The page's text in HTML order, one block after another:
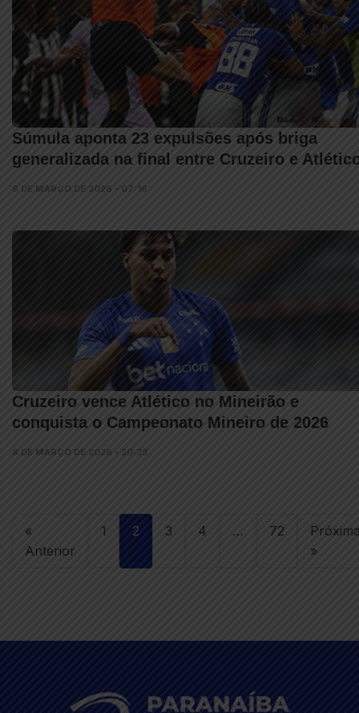
Súmula aponta 23 expulsões após briga
generalizada na final entre Cruzeiro e
9 DE MARÇO DE 2026 • 07:16
Cruzeiro vence Atlético no Mineirão e
conquista o Campeonato Mineiro de 2026
8 DE MARÇO DE 2026 • 20:23
«
Anterior
1 2 3 4 … 72
»